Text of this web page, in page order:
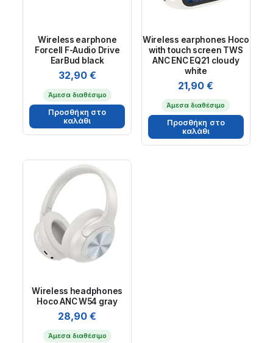
Wireless earphone
Forcell F-Audio Drive
EarBud black
32,90 €
Άμεσα διαθέσιμο
Προσθήκη στο
καλάθι
Wireless earphones Hoco
with touch screen TWS
ANC ENC EQ21 cloudy
white
21,90€
Άμεσα διαθέσιμο
Προσθήκη στο
καλάθι
Wireless headphones
Hoco ANC W54 gray
28,90€
Άμεσα διαθέσιμο